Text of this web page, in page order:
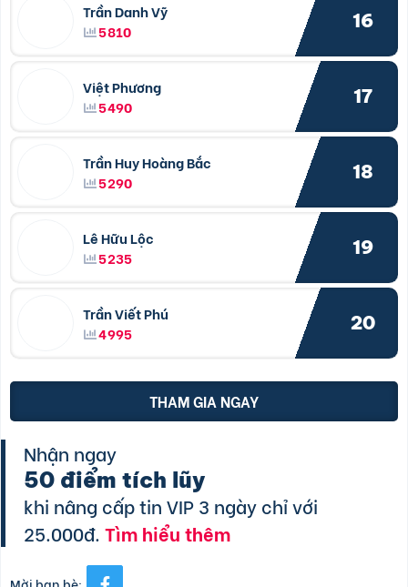
Trần Danh Vỹ
5810
16
Việt Phương
5490
17
Trần Huy Hoàng Bắc
5290
18
Lê Hữu Lộc
5235
19
Trần Viết Phú
4995
20
THAM GIA NGAY
Nhận ngay
50 điểm tích lũy
khi nâng cấp tin VIP 3 ngày chỉ với
25.000đ.Tìm hiểu thêm